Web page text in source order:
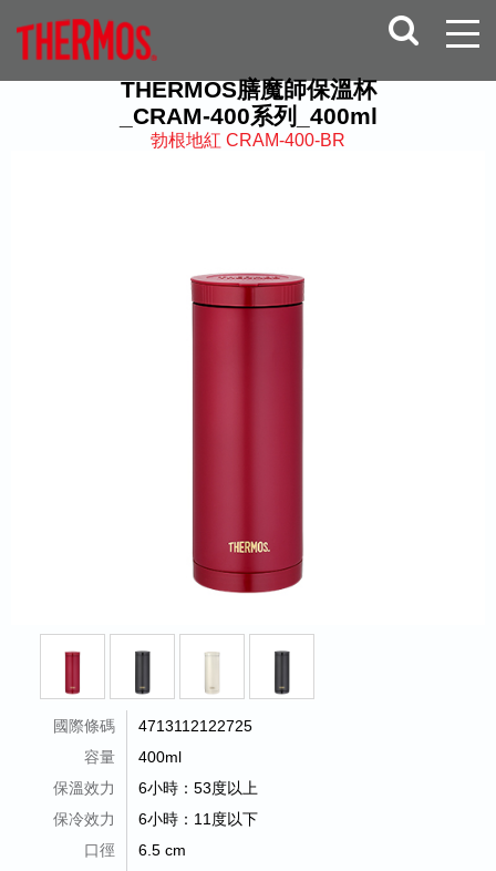
THERMOS膳魔師保溫杯
_CRAM-400系列_400ml
勃根地紅 CRAM-400-BR
國際條碼
4713112122725
容量
400ml
保溫效力
6小時：53度以上
保冷效力
6小時：11度以下
口徑
6.5 cm